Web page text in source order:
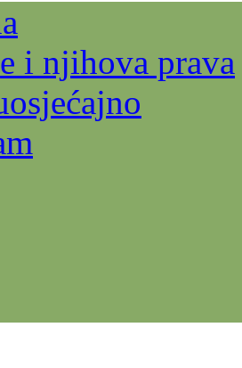
i njihova prava